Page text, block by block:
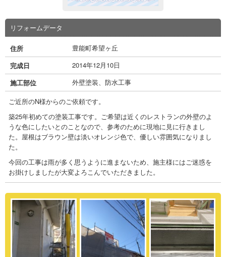
リフォームデータ
住所
豊能町希望ヶ丘
完成日
2014年12月10日
施工部位
外壁塗装、防水工事
ご近所のN様からのご依頼です。
築25年初めての塗装工事です。ご希望は近くのレストランの外壁のよ
うな色にしたいとのことなので、参考のために現地に見に行きまし
た。屋根はブラウン壁は淡いオレンジ色で、優しい雰囲気になりまし
た。
今回の工事は雨が多く思うように進まないため、施主様にはご迷惑を
お掛けしましたが大変よろこんでいただきました。